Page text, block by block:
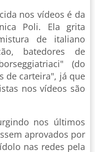
nos vídeos é da
Poli. Ela grita
de italiano
batedores de
(do
de carteira", já que
nos vídeos são
nos últimos
aprovados por
nas redes pela